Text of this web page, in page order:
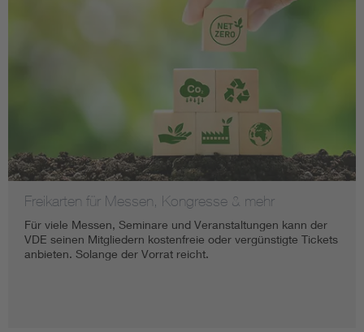
Freikarten für Messen, Kongresse & mehr
Für viele Messen, Seminare und Veranstaltungen kann der
VDE seinen Mitgliedern kostenfreie oder vergünstigte Tickets
anbieten. Solange der Vorrat reicht.